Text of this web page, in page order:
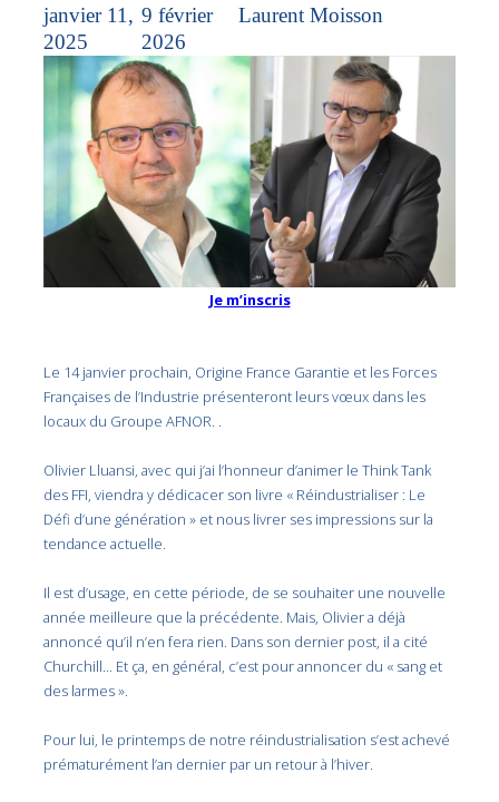
janvier 11,
2025
9 février
2026
Laurent Moisson
Je m’inscris
Le 14 janvier prochain, Origine France Garantie et les Forces
Françaises de l’Industrie présenteront leurs vœux dans les
locaux du Groupe AFNOR. .
Olivier Lluansi, avec qui j’ai l’honneur d’animer le Think Tank
des FFI, viendra y dédicacer son livre « Réindustrialiser : Le
Défi d’une génération » et nous livrer ses impressions sur la
tendance actuelle.
Il est d’usage, en cette période, de se souhaiter une nouvelle
année meilleure que la précédente. Mais, Olivier a déjà
annoncé qu’il n’en fera rien. Dans son dernier post, il a cité
Churchill… Et ça, en général, c’est pour annoncer du « sang et
des larmes ».
Pour lui, le printemps de notre réindustrialisation s’est achevé
prématurément l’an dernier par un retour à l’hiver.